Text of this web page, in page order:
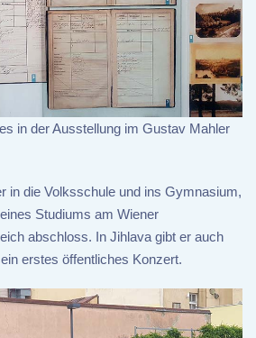
in der Ausstellung im Gustav Mahler
in die Volksschule und ins Gymnasium,
Studiums am Wiener
abschloss. In Jihlava gibt er auch
erstes öffentliches Konzert.